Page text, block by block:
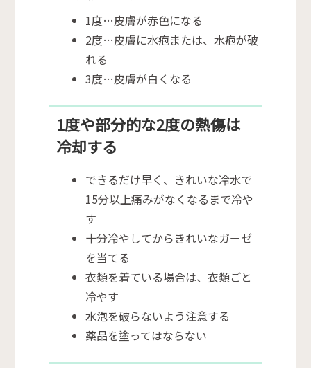
1度…皮膚が赤色になる
2度…皮膚に水疱または、水疱が破
れる
3度…皮膚が白くなる
1度や部分的な2度の熱傷は
冷却する
できるだけ早く、きれいな冷水で
15分以上痛みがなくなるまで冷や
す
十分冷やしてからきれいなガーゼ
を当てる
衣類を着ている場合は、衣類ごと
冷やす
水泡を破らないよう注意する
薬品を塗ってはならない